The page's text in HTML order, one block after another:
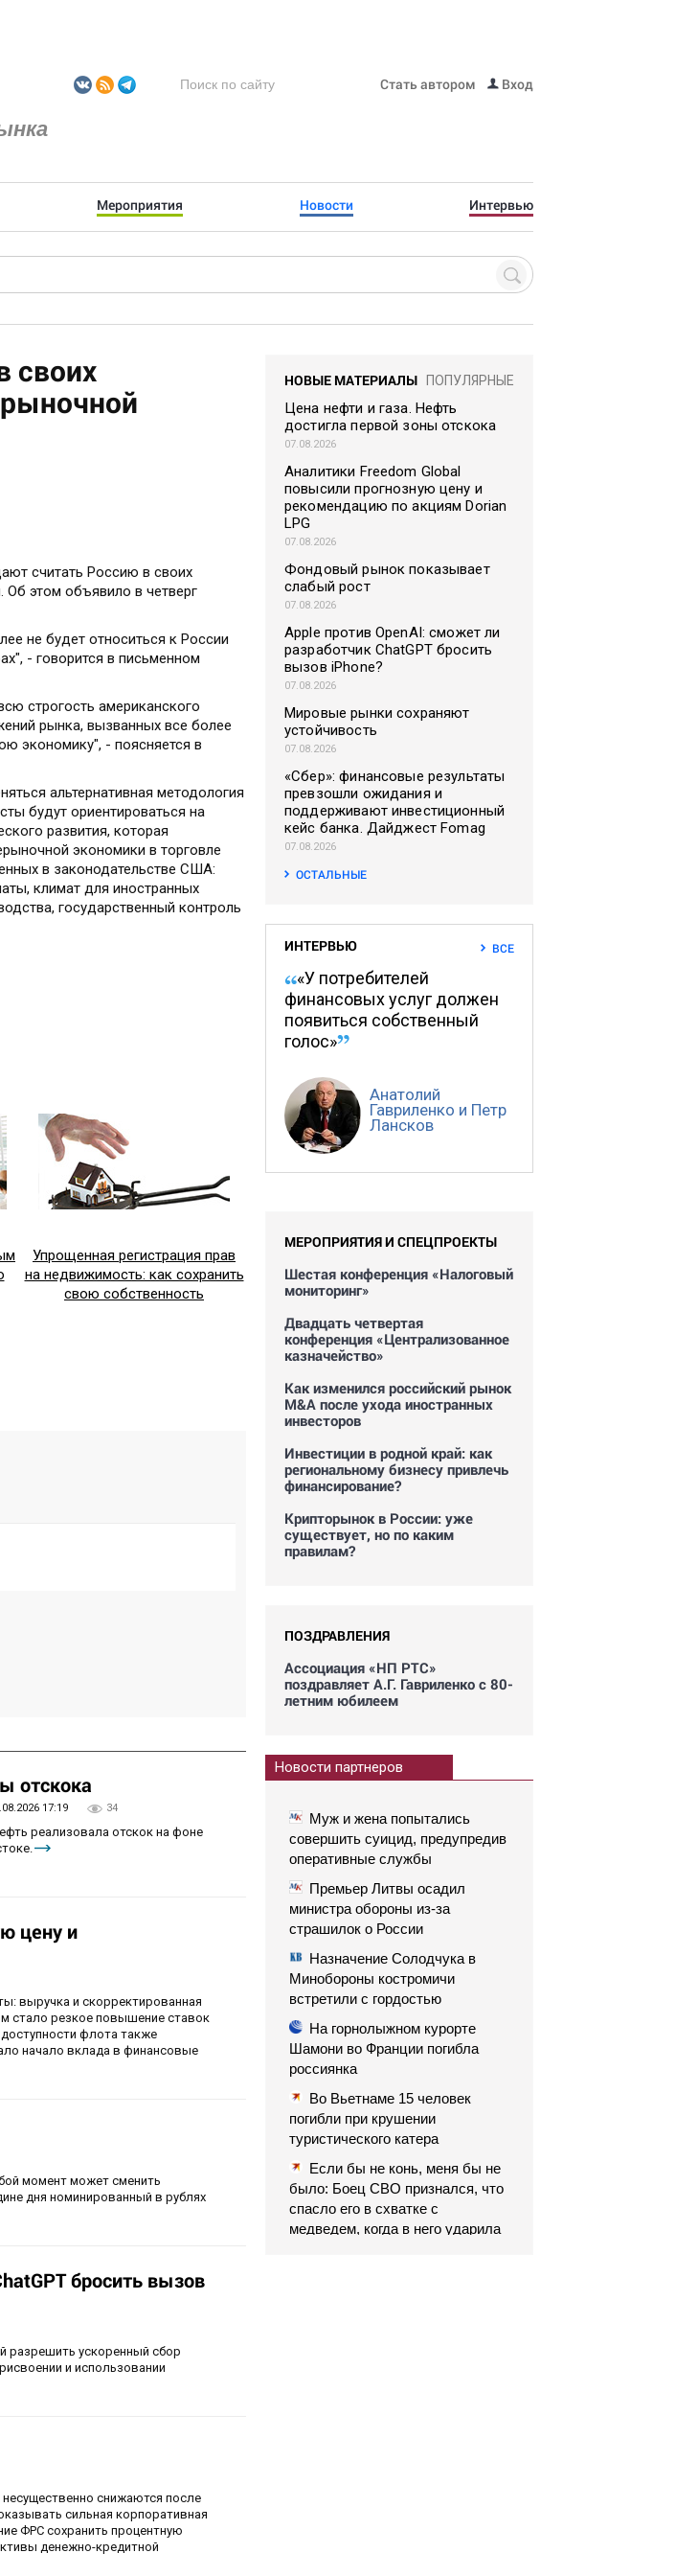
Стать автором Вход
Мероприятия Новости Интервью
своих
считать Россию в своих
Об этом объявило в четверг
не будет относиться к России
- говорится в письменном
строгость американского
рынка, вызванных все более
экономику", - поясняется в
альтернативная методология
будут ориентироваться на
развития, которая
экономики в торговле
в законодательстве США:
климат для иностранных
государственный контроль
Упрощенная регистрация прав
на недвижимость: как сохранить
свою собственность
отскока
17:19 34
реализовала отскок на фоне
цену и
выручка и скорректированная
стало резкое повышение ставок
флота также
начало вклада в финансовые
момент может сменить
дня номинированный в рублях
бросить вызов
разрешить ускоренный сбор
и использовании
снижаются после
сильная корпоративная
ФРС сохранить процентную
денежно-кредитной
НОВЫЕ МАТЕРИАЛЫ ПОПУЛЯРНЫЕ
Цена нефти и газа. Нефть
достигла первой зоны отскока
07.08.2026
Аналитики Freedom Global
повысили прогнозную цену и
рекомендацию по акциям Dorian
LPG
07.08.2026
Фондовый рынок показывает
слабый рост
07.08.2026
Apple против OpenAI: сможет ли
разработчик ChatGPT бросить
вызов iPhone?
07.08.2026
Мировые рынки сохраняют
устойчивость
07.08.2026
«Сбер»: финансовые результаты
превзошли ожидания и
поддерживают инвестиционный
кейс банка. Дайджест Fomag
07.08.2026
ОСТАЛЬНЫЕ
ИНТЕРВЬЮ ВСЕ
«У потребителей
финансовых услуг должен
появиться собственный
голос»
Анатолий
Гавриленко и Петр
Лансков
МЕРОПРИЯТИЯ И СПЕЦПРОЕКТЫ
Шестая конференция «Налоговый
мониторинг»
Двадцать четвертая
конференция «Централизованное
казначейство»
Как изменился российский рынок
M&A после ухода иностранных
инвесторов
Инвестиции в родной край: как
региональному бизнесу привлечь
финансирование?
Крипторынок в России: уже
существует, но по каким
правилам?
ПОЗДРАВЛЕНИЯ
Ассоциация «НП РТС»
поздравляет А.Г. Гавриленко с 80-
летним юбилеем
Новости партнеров
Муж и жена попытались
совершить суицид, предупредив
оперативные службы
Премьер Литвы осадил
министра обороны из-за
страшилок о России
Назначение Солодчука в
Минобороны костромичи
встретили с гордостью
На горнолыжном курорте
Шамони во Франции погибла
россиянка
Во Вьетнаме 15 человек
погибли при крушении
туристического катера
Если бы не конь, меня бы не
было: Боец СВО признался, что
спасло его в схватке с
медведем, когда в него ударила